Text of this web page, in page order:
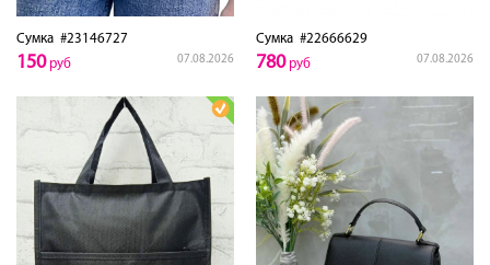
Сумка #23146727
07.08.2026
150руб
Сумка #22666629
07.08.2026
780руб